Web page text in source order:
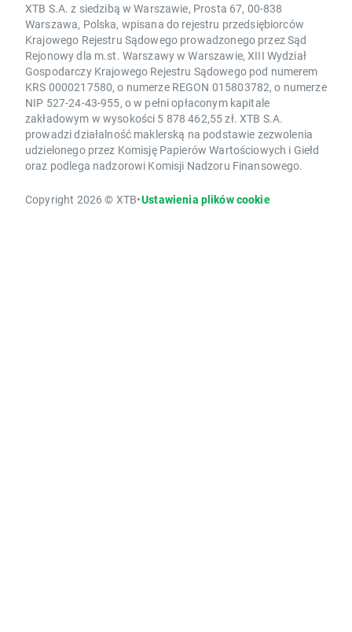
XTB S.A. z siedzibą w Warszawie, Prosta 67, 00-838
Warszawa, Polska, wpisana do rejestru przedsiębiorców
Krajowego Rejestru Sądowego prowadzonego przez Sąd
Rejonowy dla m.st. Warszawy w Warszawie, XIII Wydział
Gospodarczy Krajowego Rejestru Sądowego pod numerem
KRS 0000217580, o numerze REGON 015803782, o numerze
NIP 527-24-43-955, o w pełni opłaconym kapitale
zakładowym w wysokości 5 878 462,55 zł. XTB S.A.
prowadzi działalność maklerską na podstawie zezwolenia
udzielonego przez Komisję Papierów Wartościowych i Giełd
oraz podlega nadzorowi Komisji Nadzoru Finansowego.
Copyright 2026 © XTB•Ustawienia plików cookie